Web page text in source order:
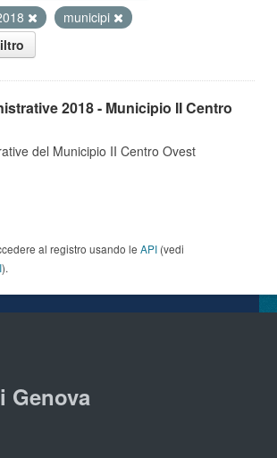
municipi
2018 - Municipio II Centro
del Municipio II Centro Ovest
al registro usando le API (vedi
).
Genova